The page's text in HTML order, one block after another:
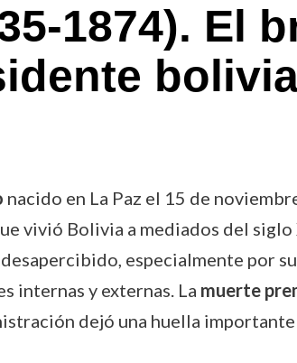
1874). El
nacido en La Paz el 15 de
vivió Bolivia a mediados del siglo
especialmente por
internas y externas. La muerte
dejó una huella